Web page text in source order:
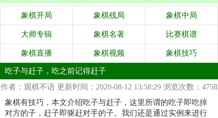
象棋开局 象棋残局 象棋中局
大师专辑 象棋名著 比赛棋谱
象棋直播 象棋视频 象棋技巧
吃子与赶子，吃之前记得赶子
作者：观棋不语 更新时间：2020-08-12 13:58:29 浏览次数：4758
象棋有技巧，本文介绍吃子与赶子，这里所谓的吃子即吃掉
对方的子，赶子即驱赶对手的子。我们还是通过实例来进行